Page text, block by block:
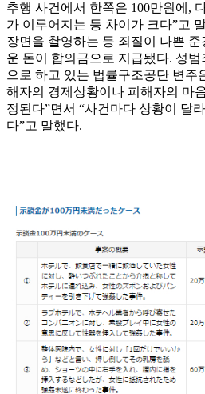
추행 사건에서 한쪽은 100만원에,
가 이루어지는 등 차이가 크다”고
장면을 촬영하는 등 죄질이 나쁜
운 돈이 합의금으로 지급됐다. 성
으로 하고 있는 법률구조공단 변주
해자의 경제상황이나 피해자의 마
정된다”면서 “사건마다 상황이 달
다”고 말했다.